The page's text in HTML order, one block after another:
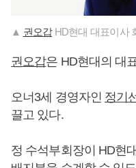
▲ 권오갑HD현대 대표이사
권오갑은 HD현대의 대
오너3세 경영자인 정기
끌고 있다.
정 수석부회장이 HD현